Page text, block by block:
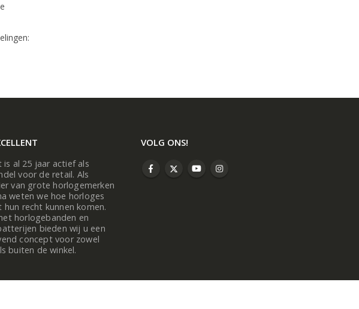
is al 25 jaar actief als
voor de retail. Als
van grote horlogemerken
weten we hoe horloges
recht kunnen komen.
horlogebanden en
bieden wij u een
concept voor zowel
buiten de winkel.
VOLG ONS!